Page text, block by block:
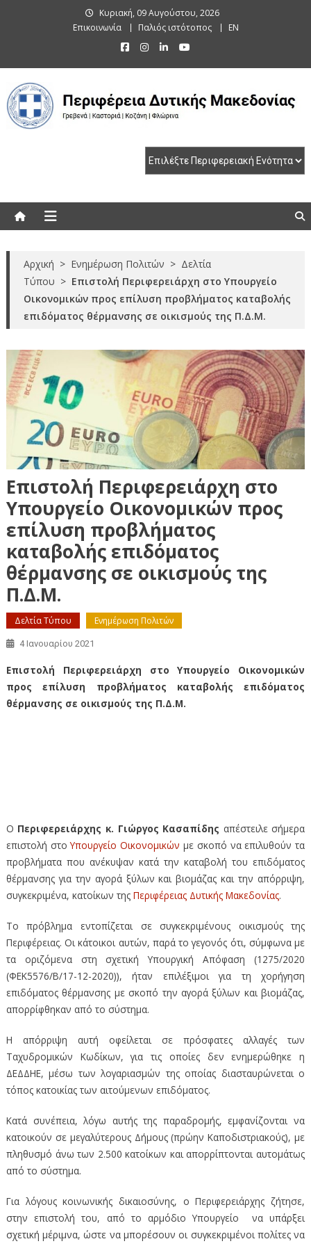
Κυριακή, 09 Αυγούστου, 2026
Επικοινωνία
Παλιός ιστότοπος EN
Αρχική > Ενημέρωση Πολιτών > Δελτία
Τύπου > Επιστολή Περιφερειάρχη στο Υπουργείο
Οικονομικών προς επίλυση προβλήματος καταβολής
επιδόματος θέρμανσης σε οικισμούς της Π.Δ.Μ.
Επιστολή Περιφερειάρχη στο
Υπουργείο Οικονομικών προς
επίλυση προβλήματος
καταβολής επιδόματος
θέρμανσης σε οικισμούς της
Π.Δ.Μ.
Δελτία Τύπου Ενημέρωση Πολιτών
4 Ιανουαρίου 2021
Επιστολή Περιφερειάρχη στο Υπουργείο Οικονομικών
προς επίλυση προβλήματος καταβολής επιδόματος
θέρμανσης σε οικισμούς της Π.Δ.Μ.
Ο Περιφερειάρχης κ. Γιώργος Κασαπίδης απέστειλε σήμερα
επιστολή στοΥπουργείο Οικονομικών με σκοπό να επιλυθούν τα
προβλήματα που ανέκυψαν κατά την καταβολή του επιδόματος
θέρμανσης για την αγορά ξύλων και βιομάζας και την απόρριψη,
συγκεκριμένα, κατοίκων της Περιφέρειας Δυτικής Μακεδονίας.
Το πρόβλημα εντοπίζεται σε συγκεκριμένους οικισμούς της
Περιφέρειας. Οι κάτοικοι αυτών, παρά το γεγονός ότι, σύμφωνα με
τα οριζόμενα στη σχετική Υπουργική Απόφαση (1275/2020
(ΦΕΚ5576/Β/17-12-2020)), ήταν επιλέξιμοι για τη χορήγηση
επιδόματος θέρμανσης με σκοπό την αγορά ξύλων και βιομάζας,
απορρίφθηκαν από το σύστημα.
Η απόρριψη αυτή οφείλεται σε πρόσφατες αλλαγές των
Ταχυδρομικών Κωδίκων, για τις οποίες δεν ενημερώθηκε η
ΔΕΔΔΗΕ, μέσω των λογαριασμών της οποίας διασταυρώνεται ο
τόπος κατοικίας των αιτούμενων επιδόματος.
Κατά συνέπεια, λόγω αυτής της παραδρομής, εμφανίζονται να
κατοικούν σε μεγαλύτερους Δήμους (πρώην Καποδιστριακούς), με
πληθυσμό άνω των 2.500 κατοίκων και απορρίπτονται αυτομάτως
από το σύστημα.
Για λόγους κοινωνικής δικαιοσύνης, ο Περιφερειάρχης ζήτησε,
στην επιστολή του, από το αρμόδιο Υπουργείο να υπάρξει
σχετική μέριμνα, ώστε να μπορέσουν οι συγκεκριμένοι πολίτες να